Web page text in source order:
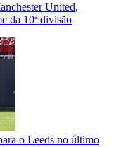
United,
da 10ª divisão
o Leeds no último